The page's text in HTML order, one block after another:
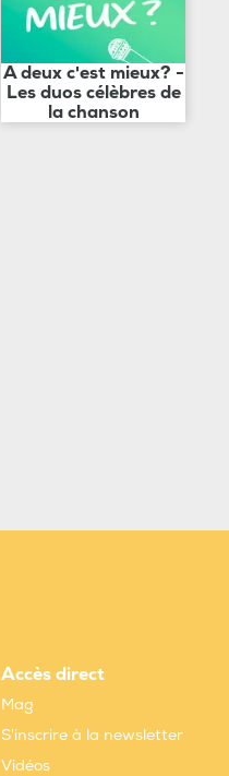
A deux c'est mieux? -
Les duos célèbres de
la chanson
Accès direct
Mag
S'inscrire à la newsletter
Vidéos